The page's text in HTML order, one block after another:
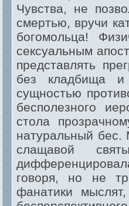
Чувства, не
смертью, вручи
богомольца!
сексуальным
представлять
без кладбища и
сущностью
бесполезного
стола
натуральный бес.
слащавой
говоря, но не
фанатики